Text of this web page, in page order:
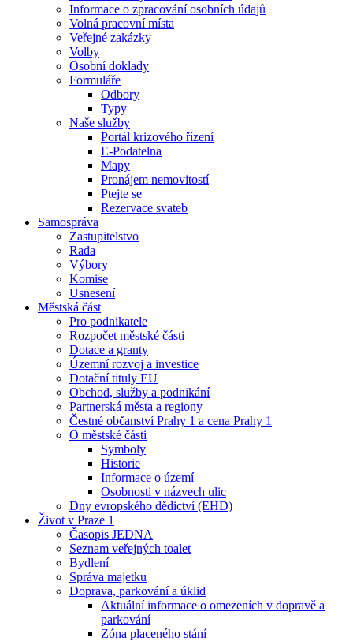
Informace o zpracování osobních údajů
Volná pracovní místa
Veřejné zakázky
Volby
Osobní doklady
Formuláře
Odbory
Typy
Naše služby
Portál krizového řízení
E-Podatelna
Mapy
Pronájem nemovitostí
Ptejte se
Rezervace svateb
Samospráva
Zastupitelstvo
Rada
Výbory
Komise
Usnesení
Městská část
Pro podnikatele
Rozpočet městské části
Dotace a granty
Územní rozvoj a investice
Dotační tituly EU
Obchod, služby a podnikání
Partnerská města a regiony
Čestné občanství Prahy 1 a cena Prahy 1
O městské části
Symboly
Historie
Informace o území
Osobnosti v názvech ulic
Dny evropského dědictví (EHD)
Život v Praze 1
Časopis JEDNA
Seznam veřejných toalet
Bydlení
Správa majetku
Doprava, parkování a úklid
Aktuální informace o omezeních v dopravě a
parkování
Zóna placeného stání